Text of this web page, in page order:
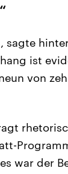
sagte
ist
von
war der